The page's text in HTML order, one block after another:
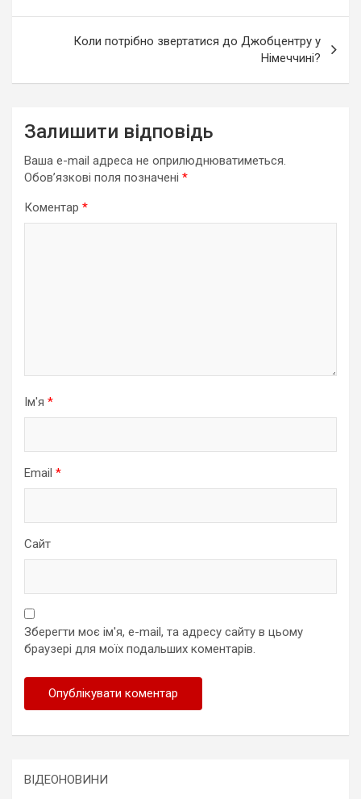
Коли потрібно звертатися до Джобцентру у
Німеччині?
Залишити відповідь
Ваша e-mail адреса не оприлюднюватиметься.
Обов’язкові поля позначені *
Коментар *
Ім'я *
Email *
Сайт
Зберегти моє ім'я, e-mail, та адресу сайту в цьому
браузері для моїх подальших коментарів.
ВІДЕОНОВИНИ